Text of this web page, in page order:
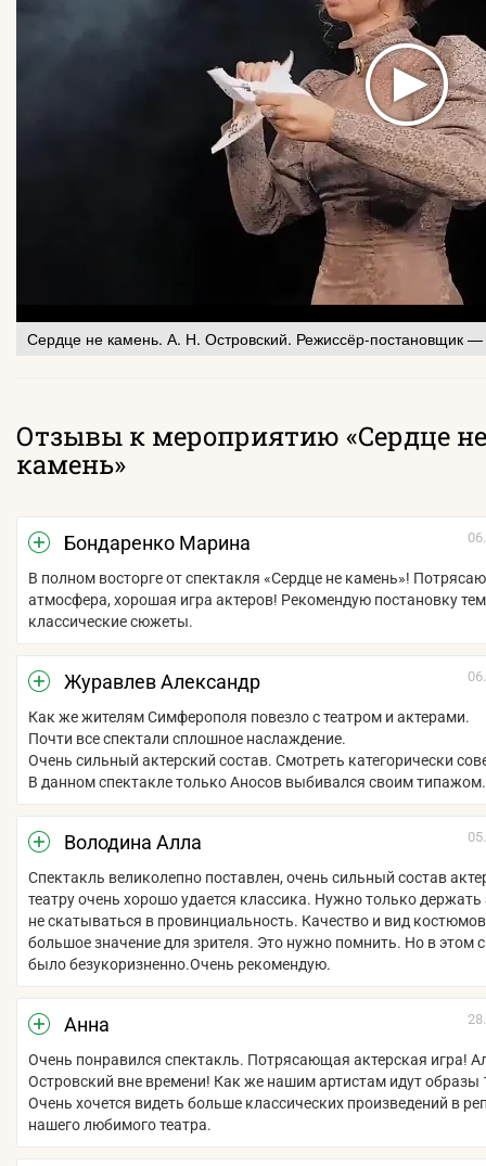
Сердце не камень. А. Н. Островский. Режиссёр-постановщик
Отзывы к мероприятию «Сердце не
камень»
Бондаренко Марина
В полном восторге от спектакля «Сердце не камень»!
атмосфера, хорошая игра актеров! Рекомендую постановку
классические сюжеты.
Журавлев Александр
Как же жителям Симферополя повезло с театром и актерами.
Почти все спектали сплошное наслаждение.
Очень сильный актерский состав. Смотреть категорически
В данном спектакле только Аносов выбивался своим типажом.
Володина Алла
Спектакль великолепно поставлен, очень сильный состав
театру очень хорошо удается классика. Нужно только держать
не скатываться в провинциальность. Качество и вид
большое значение для зрителя. Это нужно помнить. Но в этом
было безукоризненно.Очень рекомендую.
Анна
Очень понравился спектакль. Потрясающая актерская игра!
Островский вне времени! Как же нашим артистам идут образы
Очень хочется видеть больше классических произведений в
нашего любимого театра.